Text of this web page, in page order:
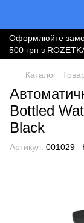
Оформлюйте
500 грн з
Каталог
Bottled
Black
Артикул: 001029